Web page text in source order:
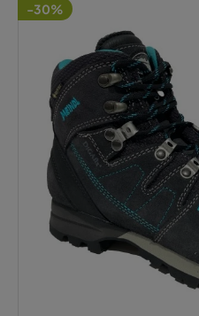
-30%